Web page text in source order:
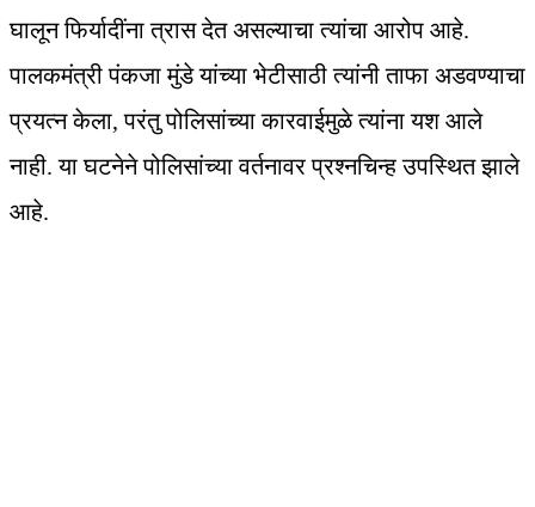
घालून फिर्यादींना त्रास देत असल्याचा त्यांचा आरोप आहे.
पालकमंत्री पंकजा मुंडे यांच्या भेटीसाठी त्यांनी ताफा अडवण्याचा
प्रयत्न केला, परंतु पोलिसांच्या कारवाईमुळे त्यांना यश आले
नाही. या घटनेने पोलिसांच्या वर्तनावर प्रश्नचिन्ह उपस्थित झाले
आहे.